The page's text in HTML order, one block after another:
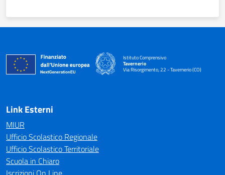
Istituto Comprensivo
Tavernerio
Via Risorgimento, 22 - Tavernerio (CO)
— Visita la pagina iniziale della scuola
Link Esterni
MIUR
Ufficio Scolastico Regionale
Ufficio Scolastico Territoriale
Scuola in Chiaro